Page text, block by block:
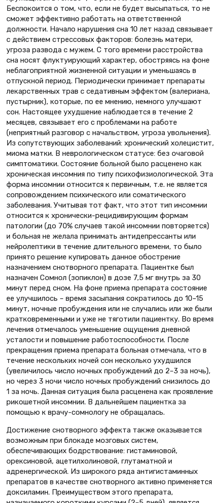
Беспокоится о том, что, если не будет высыпаться, то не
сможет эффективно работать на ответственной
должности. Начало нарушения сна 10 лет назад связывает
с действием стрессовых факторов: болезнь матери,
угроза развода с мужем. С того времени расстройства
сна носят флуктуирующий характер, обостряясь на фоне
неблагоприятной жизненной ситуации и уменьшаясь в
отпускной период. Периодически принимает препараты
лекарственных трав с седативным эффектом (валериана,
пустырник), которые, по ее мнению, немного улучшают
сон. Настоящее ухудшение наблюдается в течение 2
месяцев, связывает его с проблемами на работе
(неприятный разговор с начальством, угроза увольнения).
Из сопутствующих заболеваний: хронический холецистит,
миома матки. В неврологическом статусе: без очаговой
симптоматики. Состояние больной было расценено как
хроническая инсомния по типу психофизиологической. Эта
форма инсомнии относится к первичным, т.е. не является
сопровождением психического или соматического
заболевания. Учитывая тот факт, что этот тип инсомнии
относится к хронически-рецидивирующим формам
патологии (до 70% случаев такой инсомнии повторяется)
и больная не желала принимать антидепрессанты или
нейролептики в течение длительного времени, то было
принято решение купировать данное обострение
назначением снотворного препарата. Пациентке был
назначен Сомнол (зопиклон) в дозе 7,5 мг внутрь за 30
минут перед сном. На фоне приема препарата состояние
ее улучшилось – время засыпания сократилось до 10–15
минут, ночные пробуждения или не случались или же были
кратковременными и уже не тяготили пациентку. Во время
лечения отмечалось уменьшение ощущения дневной
усталости и повышение работоспособности. После
прекращения приема препарата больная отмечала, что в
течение нескольких ночей сон несколько ухудшился
(увеличилось число ночных пробуждений до 2–3 за ночь),
но через 3 ночи число ночных пробуждений снизилось до
1 за ночь. Данная ситуация была расценена как проявление
рикошетной инсомнии. В дальнейшем пациентка за
помощью к врачу-сомнологу не обращалась.
Достижение снотворного эффекта также оказывается
возможным при блокаде мозговых систем,
обеспечивающих бодрствование: гистаминовой,
орексиновой, ацетилхолиновой, глутаматной и
адренергической. Из широкого ряда антигистаминных
препаратов в качестве снотворного активно применяется
доксиламин. Преимуществом этого препарата,